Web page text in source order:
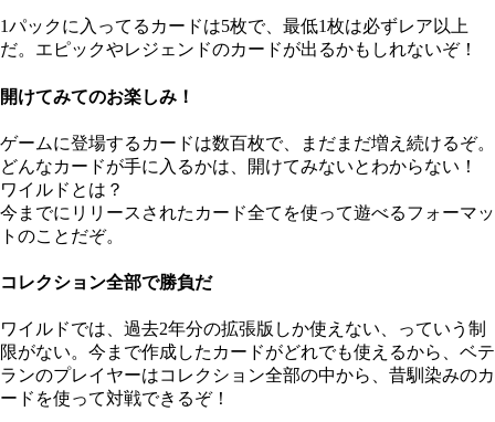
1パックに入ってるカードは5枚で、最低1枚は必ずレア以上
だ。エピックやレジェンドのカードが出るかもしれないぞ！
開けてみてのお楽しみ！
ゲームに登場するカードは数百枚で、まだまだ増え続けるぞ。
どんなカードが手に入るかは、開けてみないとわからない！
ワイルドとは？
今までにリリースされたカード全てを使って遊べるフォーマッ
トのことだぞ。
コレクション全部で勝負だ
ワイルドでは、過去2年分の拡張版しか使えない、っていう制
限がない。今まで作成したカードがどれでも使えるから、ベテ
ランのプレイヤーはコレクション全部の中から、昔馴染みのカ
ードを使って対戦できるぞ！